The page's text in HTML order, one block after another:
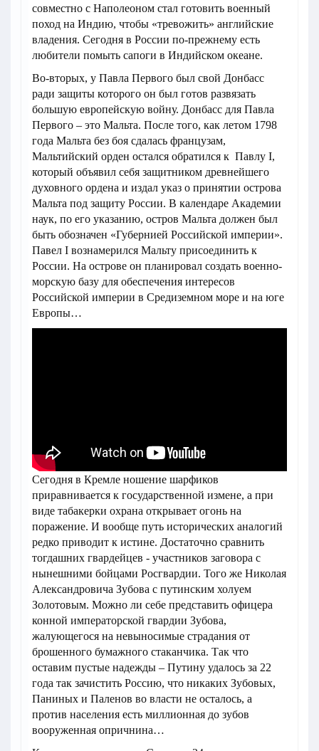
совместно с Наполеоном стал готовить военный
поход на Индию, чтобы «тревожить» английские
владения. Сегодня в России по-прежнему есть
любители помыть сапоги в Индийском океане.
Во-вторых, у Павла Первого был свой Донбасс
ради защиты которого он был готов развязать
большую европейскую войну. Донбасс для Павла
Первого – это Мальта. После того, как летом 1798
года Мальта без боя сдалась французам,
Мальтийский орден остался обратился к Павлу I,
который объявил себя защитником древнейшего
духовного ордена и издал указ о принятии острова
Мальта под защиту России. В календаре Академии
наук, по его указанию, остров Мальта должен был
быть обозначен «Губернией Российской империи».
Павел I вознамерился Мальту присоединить к
России. На острове он планировал создать военно-
морскую базу для обеспечения интересов
Российской империи в Средиземном море и на юге
Европы…
Сегодня в Кремле ношение шарфиков
приравнивается к государственной измене, а при
виде табакерки охрана открывает огонь на
поражение. И вообще путь исторических аналогий
редко приводит к истине. Достаточно сравнить
тогдашних гвардейцев - участников заговора с
нынешними бойцами Росгвардии. Того же Николая
Александровича Зубова с путинским холуем
Золотовым. Можно ли себе представить офицера
конной императорской гвардии Зубова,
жалующегося на невыносимые страдания от
брошенного бумажного стаканчика. Так что
оставим пустые надежды – Путину удалось за 22
года так зачистить Россию, что никаких Зубовых,
Паниных и Паленов во власти не осталось, а
против населения есть миллионная до зубов
вооруженная опричнина…